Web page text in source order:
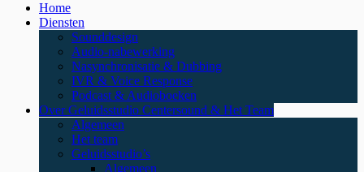
Home
Diensten
Sounddesign
Audio-nabewerking
Nasynchronisatie & Dubbing
IVR & Voice Response
Podcast & Audioboeken
Over Geluidsstudio Centersound & Het Team
Algemeen
Het team
Geluidsstudio’s
Algemeen